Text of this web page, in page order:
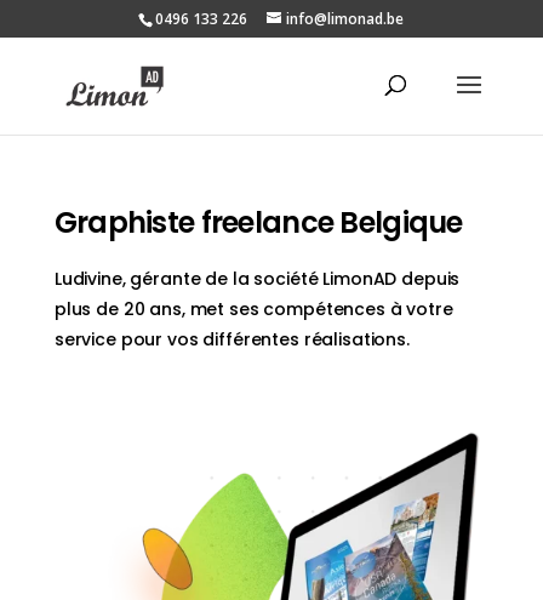
0496 133 226 info@limonad.be
Graphiste freelance Belgique
Ludivine, gérante de la société LimonAD depuis
plus de 20 ans, met ses compétences à votre
service pour vos différentes réalisations.